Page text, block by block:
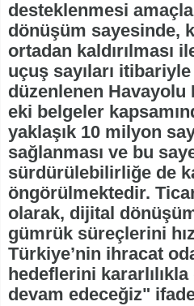
desteklenmesi
dönüşüm sayesinde,
ortadan kaldırılması
uçuş sayıları
düzenlenen Havayolu
eki belgeler
yaklaşık 10 milyon
sağlanması ve bu
sürdürülebilirliğe de
öngörülmektedir.
olarak, dijital
gümrük süreçlerini
Türkiye’nin ihracat
hedeflerini
devam edeceğiz"